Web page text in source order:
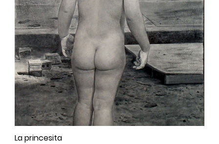
La princesita